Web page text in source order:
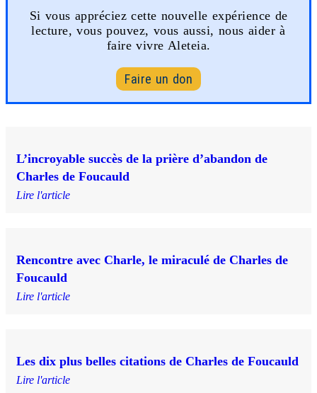
Si vous appréciez cette nouvelle expérience de
lecture, vous pouvez, vous aussi, nous aider à
faire vivre Aleteia.
Faire un don
L’incroyable succès de la prière d’abandon de
Charles de Foucauld
Lire l'article
Rencontre avec Charle, le miraculé de Charles de
Foucauld
Lire l'article
Les dix plus belles citations de Charles de Foucauld
Lire l'article